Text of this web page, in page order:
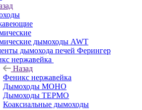
дымоходы AWT
дымохода печей Ферингер
нержавейка
Назад
Феникс нержавейка
Дымоходы МОНО
Дымоходы ТЕРМО
Коаксиальные дымоходы